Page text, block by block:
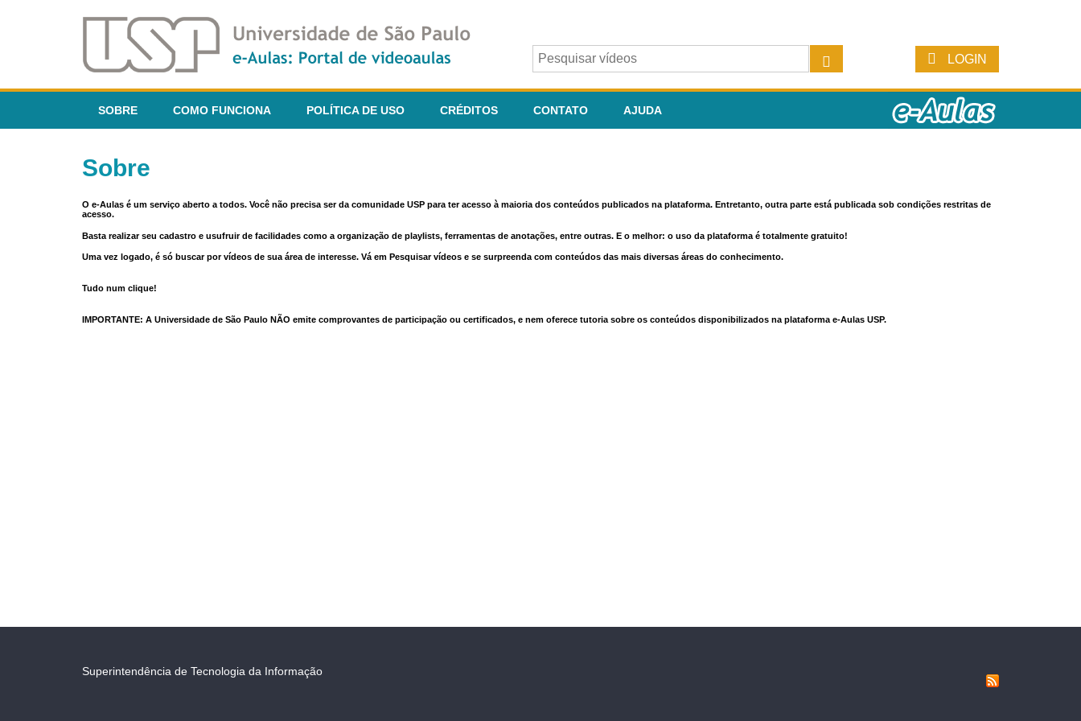
LOGIN
SOBRE COMO FUNCIONA POLÍTICA DE USO CRÉDITOS CONTATO AJUDA
Sobre
O e-Aulas é um serviço aberto a todos. Você não precisa ser da comunidade USP para ter acesso à maioria dos conteúdos publicados na plataforma. Entretanto, outra parte está publicada sob condições restritas de
acesso.
Basta realizar seu cadastro e usufruir de facilidades como a organização de playlists, ferramentas de anotações, entre outras. E o melhor: o uso da plataforma é totalmente gratuito!
Uma vez logado, é só buscar por vídeos de sua área de interesse. Vá em Pesquisar vídeos e se surpreenda com conteúdos das mais diversas áreas do conhecimento.
Tudo num clique!
IMPORTANTE: A Universidade de São Paulo NÃO emite comprovantes de participação ou certificados, e nem oferece tutoria sobre os conteúdos disponibilizados na plataforma e-Aulas USP.
Superintendência de Tecnologia da Informação